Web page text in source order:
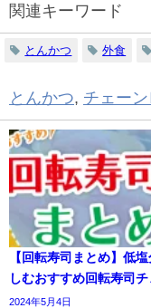
関連キーワード
とんかつ 外食
とんかつ, チェー
【回転寿司まとめ】低
しむおすすめ回転寿司
2024年5月4日